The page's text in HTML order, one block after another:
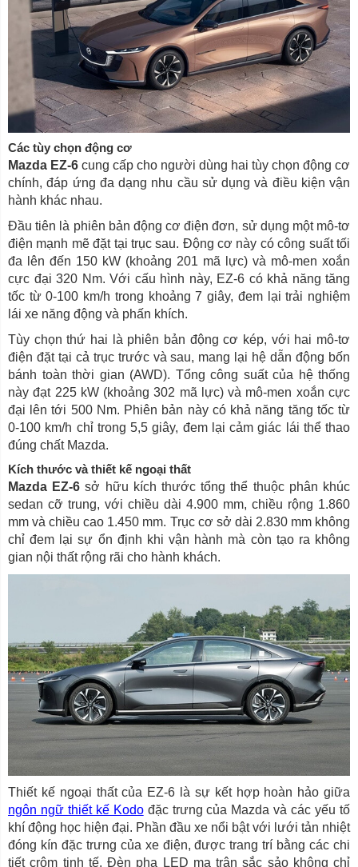
Các tùy chọn động cơ
Mazda EZ-6 cung cấp cho người dùng hai tùy chọn động cơ
chính, đáp ứng đa dạng nhu cầu sử dụng và điều kiện vận
hành khác nhau.
Đầu tiên là phiên bản động cơ điện đơn, sử dụng một mô-tơ
điện mạnh mẽ đặt tại trục sau. Động cơ này có công suất tối
đa lên đến 150 kW (khoảng 201 mã lực) và mô-men xoắn
cực đại 320 Nm. Với cấu hình này, EZ-6 có khả năng tăng
tốc từ 0-100 km/h trong khoảng 7 giây, đem lại trải nghiệm
lái xe năng động và phấn khích.
Tùy chọn thứ hai là phiên bản động cơ kép, với hai mô-tơ
điện đặt tại cả trục trước và sau, mang lại hệ dẫn động bốn
bánh toàn thời gian (AWD). Tổng công suất của hệ thống
này đạt 225 kW (khoảng 302 mã lực) và mô-men xoắn cực
đại lên tới 500 Nm. Phiên bản này có khả năng tăng tốc từ
0-100 km/h chỉ trong 5,5 giây, đem lại cảm giác lái thể thao
đúng chất Mazda.
Kích thước và thiết kế ngoại thất
Mazda EZ-6 sở hữu kích thước tổng thể thuộc phân khúc
sedan cỡ trung, với chiều dài 4.900 mm, chiều rộng 1.860
mm và chiều cao 1.450 mm. Trục cơ sở dài 2.830 mm không
chỉ đem lại sự ổn định khi vận hành mà còn tạo ra không
gian nội thất rộng rãi cho hành khách.
Thiết kế ngoại thất của EZ-6 là sự kết hợp hoàn hảo giữa
ngôn ngữ thiết kế Kodođặc trưng của Mazda và các yếu tố
khí động học hiện đại. Phần đầu xe nổi bật với lưới tản nhiệt
đóng kín đặc trưng của xe điện, được trang trí bằng các chi
tiết crôm tinh tế. Đèn pha LED ma trận sắc sảo không chỉ